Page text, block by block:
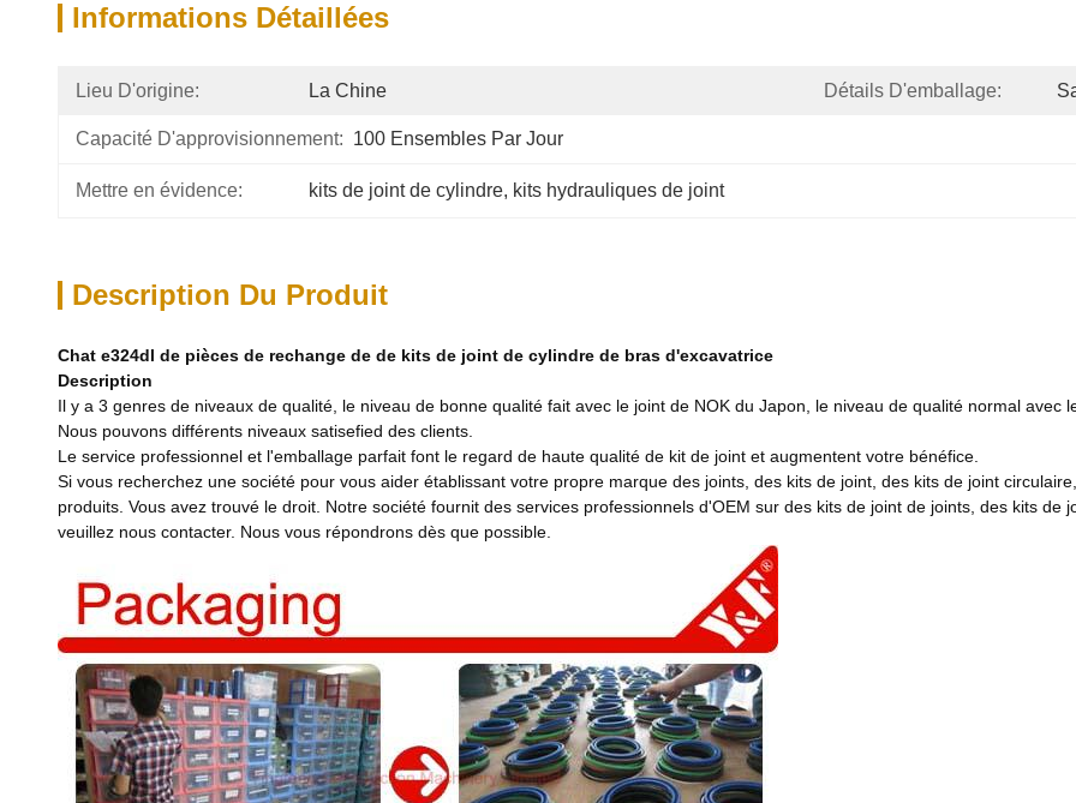
Informations Détaillées
Lieu D'origine: La Chine Détails D'emballage:
Capacité D'approvisionnement: 100 Ensembles Par Jour
Mettre en évidence: kits de joint de cylindre, kits hydrauliques de joint
Description Du Produit
Chat e324dl de pièces de rechange de de kits de joint de cylindre de bras d'excavatrice
Description
Il y a 3 genres de niveaux de qualité, le niveau de bonne qualité fait avec le joint de NOK du Japon, le niveau de qualité normal avec
Nous pouvons différents niveaux satisefied des clients.
Le service professionnel et l'emballage parfait font le regard de haute qualité de kit de joint et augmentent votre bénéfice.
Si vous recherchez une société pour vous aider établissant votre propre marque des joints, des kits de joint, des kits de joint
produits. Vous avez trouvé le droit. Notre société fournit des services professionnels d'OEM sur des kits de joint de joints, des kits de
veuillez nous contacter. Nous vous répondrons dès que possible.